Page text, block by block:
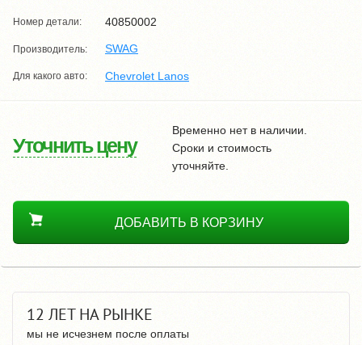
Номер детали: 40850002
Производитель: SWAG
Для какого авто: Chevrolet Lanos
Уточнить цену
Временно нет в наличии.
Сроки и стоимость
уточняйте.
ДОБАВИТЬ В КОРЗИНУ
12 ЛЕТ НА РЫНКЕ
мы не исчезнем после оплаты